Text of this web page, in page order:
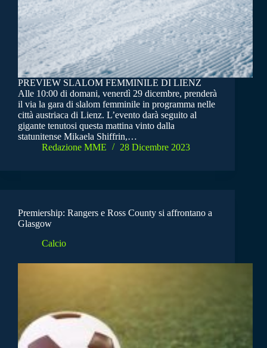
PREVIEW SLALOM FEMMINILE DI LIENZ
Alle 10:00 di domani, venerdì 29 dicembre, prenderà
il via la gara di slalom femminile in programma nelle
città austriaca di Lienz. L’evento darà seguito al
gigante tenutosi questa mattina vinto dalla
statunitense Mikaela Shiffrin,…
Redazione MME
28 Dicembre 2023
Premiership: Rangers e Ross County si affrontano a
Glasgow
Calcio